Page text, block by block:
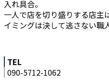
入れ具合。
一人で店を切り盛りする店主
イミングは決して逃さない職
TEL
090-5712-1062